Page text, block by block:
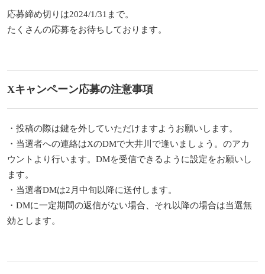
応募締め切りは2024/1/31まで。
たくさんの応募をお待ちしております。
Xキャンペーン応募の注意事項
・投稿の際は鍵を外していただけますようお願いします。
・当選者への連絡はXのDMで大井川で逢いましょう。のアカ
ウントより行います。DMを受信できるように設定をお願いし
ます。
・当選者DMは2月中旬以降に送付します。
・DMに一定期間の返信がない場合、それ以降の場合は当選無
効とします。